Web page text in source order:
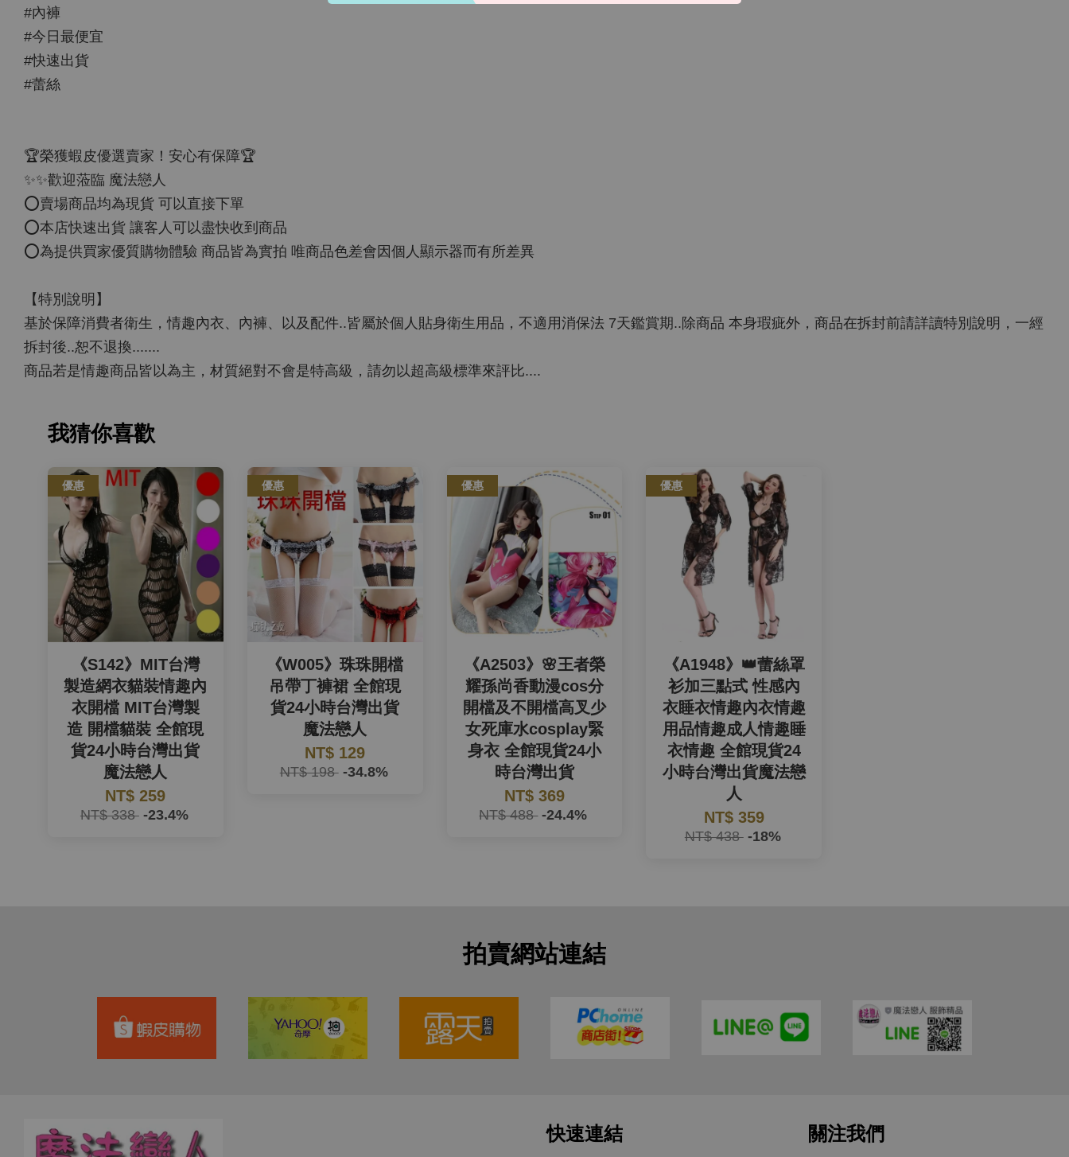
#內褲
#今日最便宜
#快速出貨
#蕾絲
🏆榮獲蝦皮優選賣家！安心有保障🏆
✨✨歡迎蒞臨 魔法戀人
⭕️賣場商品均為現貨 可以直接下單
⭕️本店快速出貨 讓客人可以盡快收到商品
⭕️為提供買家優質購物體驗 商品皆為實拍 唯商品色差會因個人顯示器而有所差異
【特別說明】
基於保障消費者衛生，情趣內衣、內褲、以及配件..皆屬於個人貼身衛生用品，不適用消保法 7天鑑賞期..除商品 本身瑕疵外，商品在拆封前請詳讀特別說明，一經
拆封後..恕不退換.......
商品若是情趣商品皆以為主，材質絕對不會是特高級，請勿以超高級標準來評比....
我猜你喜歡
優惠
《S142》MIT台灣
製造網衣貓裝情趣內
衣開檔 MIT台灣製
造 開檔貓裝 全館現
貨24小時台灣出貨
魔法戀人
NT$ 259
NT$ 338 -23.4%
優惠
《W005》珠珠開檔
吊帶丁褲裙 全館現
貨24小時台灣出貨
魔法戀人
NT$ 129
NT$ 198 -34.8%
優惠
《A2503》🌸王者榮
耀孫尚香動漫cos分
開檔及不開檔高叉少
女死庫水cosplay緊
身衣 全館現貨24小
時台灣出貨
NT$ 369
NT$ 488 -24.4%
優惠
《A1948》👑蕾絲罩
衫加三點式 性感內
衣睡衣情趣內衣情趣
用品情趣成人情趣睡
衣情趣 全館現貨24
小時台灣出貨魔法戀
人
NT$ 359
NT$ 438 -18%
拍賣網站連結
快速連結 關注我們